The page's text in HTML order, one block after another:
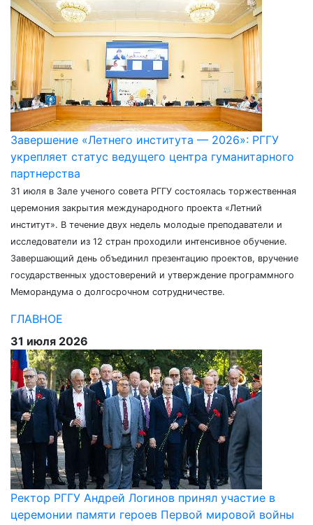
Завершение «Летнего института — 2026»: РГГУ
укрепляет статус ведущего центра гуманитарного
партнерства
31 июля в Зале ученого совета РГГУ состоялась торжественная
церемония закрытия международного проекта «Летний
институт». В течение двух недель молодые преподаватели и
исследователи из 12 стран проходили интенсивное обучение.
Завершающий день объединил презентацию проектов, вручение
государственных удостоверений и утверждение программного
Меморандума о долгосрочном сотрудничестве.
ГЛАВНОЕ
31 июля 2026
Ректор РГГУ Андрей Логинов принял участие в
церемонии памяти героев Первой мировой войны